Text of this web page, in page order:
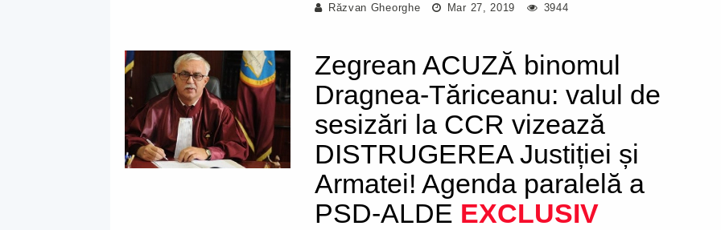
Răzvan Gheorghe Mar 27, 2019 3944
Zegrean ACUZĂ binomul
Dragnea-Tăriceanu: valul de
sesizări la CCR vizează
DISTRUGEREA Justiției și
Armatei! Agenda paralelă a
PSD-ALDE EXCLUSIV